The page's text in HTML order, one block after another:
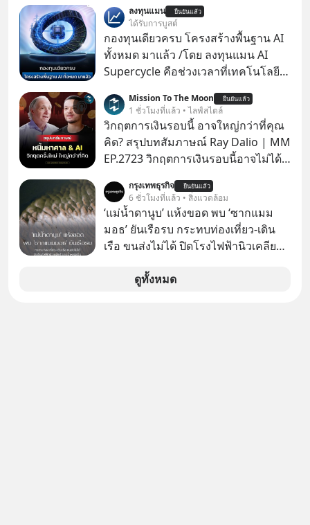
ลงทุนแมน ยืนยันแล้ว
ได้รับการบูสต์
กองทุนเดียวครบ โครงสร้างพื้นฐาน AI
ทั้งหมด มาแล้ว /โดย ลงทุนแมน AI
Supercycle คือช่วงเวลาที่เทคโนโลยี
เคลื่อนหลัก ของการเติบโตทาง
เศรษฐกิจ และวิถีชีวิตของผู้คนอย่าง
ยาวนานต่อจากนี้
Mission To The Moon ยืนยันแล้ว
1 ชั่วโมงที่แล้ว • ไลฟ์สไตล์
วิกฤตการเงินรอบนี้ อาจใหญ่กว่าที่คุณ
คิด? สรุปบทสัมภาษณ์ Ray Dalio | MM
EP.2723 วิกฤตการเงินรอบนี้อาจไม่ได้
Dalio ชายผู้เคยทำนายวิกฤตเศรษฐกิจ
มาแล้วหลายต่อหลายครั้ง ออกมาส่ง
สัญญาณเตือนระเบิดเวลาลูกใหม่ที่
กำลังก่อตัวขึ้น จาก "ระเบิดหนี้สิน
AI" ที่ผู้คนกำลังแห่ไล่ราคาอย่างบ้าคลั่ง
บทเรียนจากประวัติศาสตร์ 500 ปี บอก
กรุงเทพธุรกิจ ยืนยันแล้ว
6 ชั่วโมงที่แล้ว • สิ่งแวดล้อม
‘แม่น้ำดานูบ’ แห้งขอด พบ ‘ซากแมม
มอธ’ ยันเรือรบ กระทบท่องเที่ยว-เดิน
เรือ ขนส่งไม่ได้ ปิดโรงไฟฟ้านิวเคลียร์
กับฤดูร้อนรุนแรงและภัยแล้งที่ยาวนาน
ดูทั้งหมด